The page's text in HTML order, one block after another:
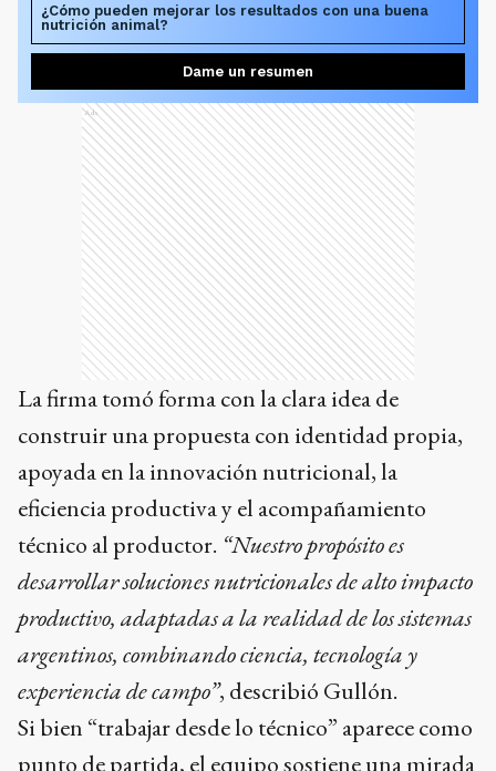
¿Cómo pueden mejorar los resultados con una buena
nutrición animal?
Dame un resumen
Ads
La firma tomó forma con la clara idea de
construir una propuesta con identidad propia,
apoyada en la innovación nutricional, la
eficiencia productiva y el acompañamiento
técnico al productor. “Nuestro propósito es
desarrollar soluciones nutricionales de alto impacto
productivo, adaptadas a la realidad de los sistemas
argentinos, combinando ciencia, tecnología y
experiencia de campo”, describió Gullón.
Si bien “trabajar desde lo técnico” aparece como
punto de partida, el equipo sostiene una mirada